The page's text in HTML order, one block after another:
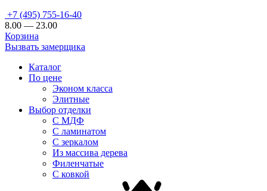
+7 (495) 755-16-40
8.00 — 23.00
Корзина
Вызвать замерщика
Каталог
По цене
Эконом класса
Элитные
Выбор отделки
С МДФ
С ламинатом
С зеркалом
Из массива дерева
Филенчатые
С ковкой